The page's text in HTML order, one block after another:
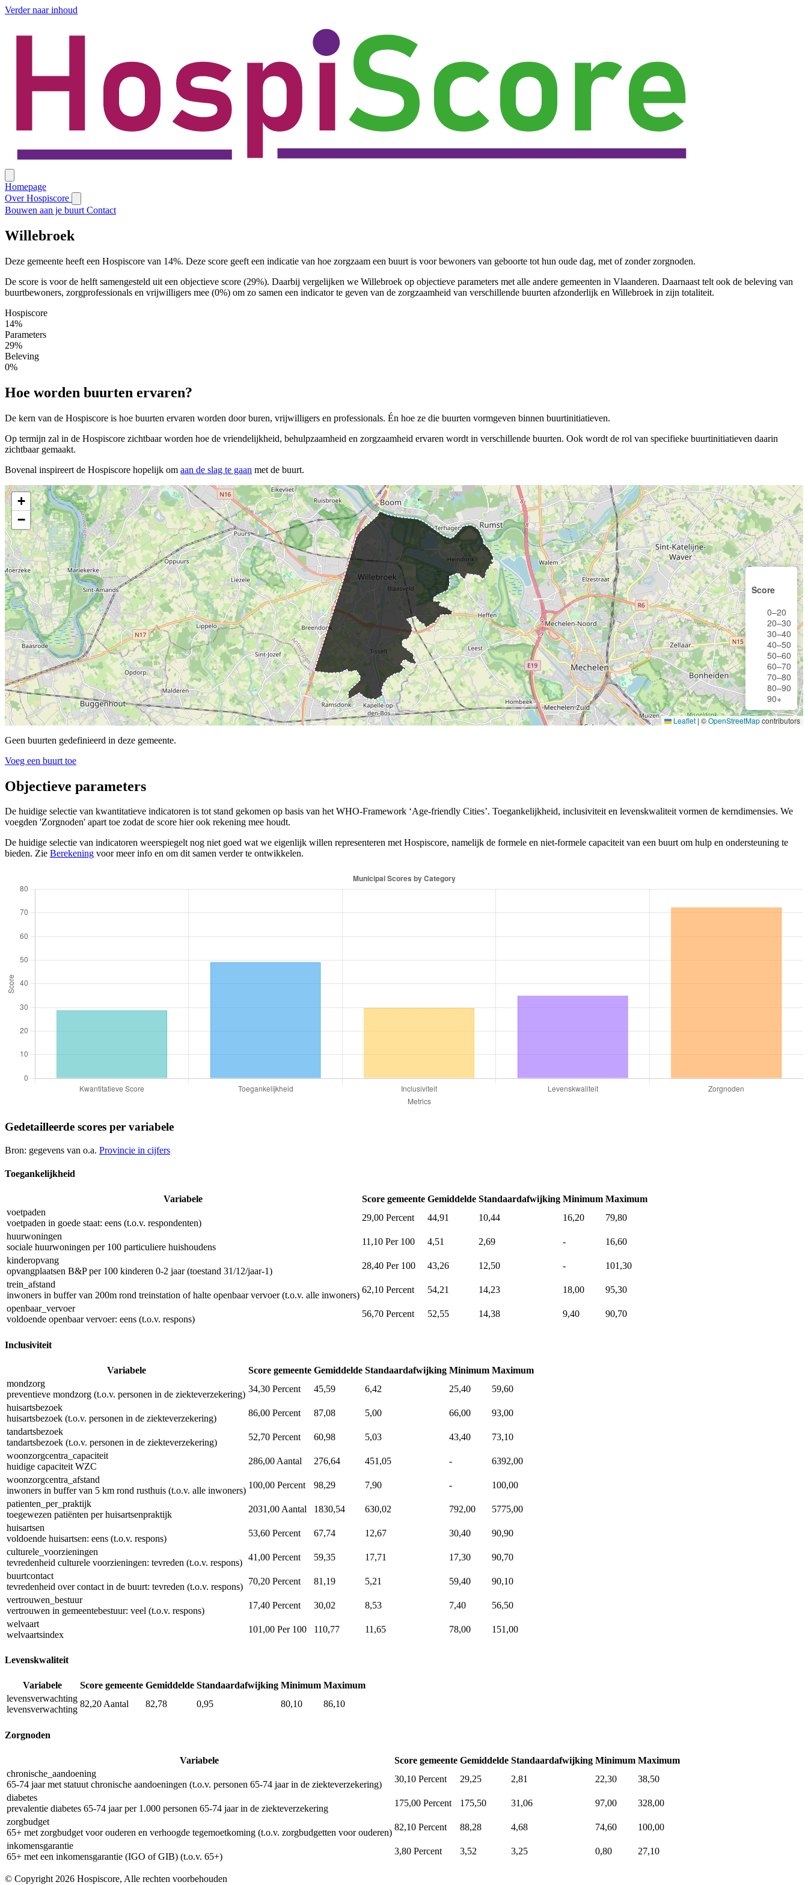
Verder naar inhoud
Homepage
Over Hospiscore
Bouwen aan je buurt Contact
Willebroek
Deze gemeente heeft een Hospiscore van 14%. Deze score geeft een indicatie van hoe zorgzaam een buurt is voor bewoners van geboorte tot hun oude dag, met of zonder zorgnoden.
De score is voor de helft samengesteld uit een objectieve score (29%). Daarbij vergelijken we Willebroek op objectieve parameters met alle andere gemeenten in Vlaanderen. Daarnaast telt ook de beleving van
buurtbewoners, zorgprofessionals en vrijwilligers mee (0%) om zo samen een indicator te geven van de zorgzaamheid van verschillende buurten afzonderlijk en Willebroek in zijn totaliteit.
Hospiscore
14%
Parameters
29%
Beleving
0%
Hoe worden buurten ervaren?
De kern van de Hospiscore is hoe buurten ervaren worden door buren, vrijwilligers en professionals. Én hoe ze die buurten vormgeven binnen buurtinitiatieven.
Op termijn zal in de Hospiscore zichtbaar worden hoe de vriendelijkheid, behulpzaamheid en zorgzaamheid ervaren wordt in verschillende buurten. Ook wordt de rol van specifieke buurtinitiatieven daarin
zichtbaar gemaakt.
Bovenal inspireert de Hospiscore hopelijk om aan de slag te gaan met de buurt.
+
−
Score
0–20
20–30
30–40
40–50
50–60
60–70
70–80
80–90
90+
Leaflet|©OpenStreetMapcontributors
Geen buurten gedefinieerd in deze gemeente.
Voeg een buurt toe
Objectieve parameters
De huidige selectie van kwantitatieve indicatoren is tot stand gekomen op basis van het WHO-Framework ‘Age-friendly Cities’. Toegankelijkheid, inclusiviteit en levenskwaliteit vormen de kerndimensies. We
voegden 'Zorgnoden' apart toe zodat de score hier ook rekening mee houdt.
De huidige selectie van indicatoren weerspiegelt nog niet goed wat we eigenlijk willen representeren met Hospiscore, namelijk de formele en niet-formele capaciteit van een buurt om hulp en ondersteuning te
bieden. Zie Berekening voor meer info en om dit samen verder te ontwikkelen.
Gedetailleerde scores per variabele
Bron: gegevens van o.a. Provincie in cijfers
Toegankelijkheid
Variabele Score gemeente Gemiddelde Standaardafwijking Minimum Maximum
voetpaden
voetpaden in goede staat: eens (t.o.v. respondenten)
29,00 Percent 44,91 10,44 16,20
79,80
huurwoningen
sociale huurwoningen per 100 particuliere huishoudens
11,10 Per 100 4,51 2,69 -
16,60
kinderopvang
opvangplaatsen B&P per 100 kinderen 0-2 jaar (toestand 31/12/jaar-1)
28,40 Per 100 43,26 12,50 -
101,30
trein_afstand
inwoners in buffer van 200m rond treinstation of halte openbaar vervoer (t.o.v. alle inwoners)
62,10 Percent 54,21 14,23 18,00
95,30
openbaar_vervoer
voldoende openbaar vervoer: eens (t.o.v. respons)
56,70 Percent 52,55 14,38 9,40 90,70
Inclusiviteit
Variabele Score gemeente Gemiddelde Standaardafwijking Minimum Maximum
mondzorg
preventieve mondzorg (t.o.v. personen in de ziekteverzekering)
34,30 Percent 45,59 6,42 25,40
59,60
huisartsbezoek
huisartsbezoek (t.o.v. personen in de ziekteverzekering)
86,00 Percent 87,08 5,00 66,00
93,00
tandartsbezoek
tandartsbezoek (t.o.v. personen in de ziekteverzekering)
52,70 Percent 60,98 5,03 43,40
73,10
woonzorgcentra_capaciteit
huidige capaciteit WZC
286,00 Aantal 276,64 451,05 -
6392,00
woonzorgcentra_afstand
inwoners in buffer van 5 km rond rusthuis (t.o.v. alle inwoners)
100,00 Percent 98,29 7,90 -
100,00
patienten_per_praktijk
toegewezen patiënten per huisartsenpraktijk
2031,00 Aantal 1830,54 630,02 792,00
5775,00
huisartsen
voldoende huisartsen: eens (t.o.v. respons)
53,60 Percent 67,74 12,67 30,40
90,90
culturele_voorzieningen
tevredenheid culturele voorzieningen: tevreden (t.o.v. respons)
41,00 Percent 59,35 17,71 17,30
90,70
buurtcontact
tevredenheid over contact in de buurt: tevreden (t.o.v. respons)
70,20 Percent 81,19 5,21 59,40
90,10
vertrouwen_bestuur
vertrouwen in gemeentebestuur: veel (t.o.v. respons)
17,40 Percent 30,02 8,53 7,40
56,50
welvaart
welvaartsindex
101,00 Per 100 110,77 11,65 78,00 151,00
Levenskwaliteit
Variabele Score gemeente Gemiddelde Standaardafwijking Minimum Maximum
levensverwachting
levensverwachting
82,20Aantal 82,78 0,95 80,10 86,10
Zorgnoden
Variabele Score gemeente Gemiddelde Standaardafwijking Minimum Maximum
chronische_aandoening
65-74 jaar met statuut chronische aandoeningen (t.o.v. personen 65-74 jaar in de ziekteverzekering)
30,10 Percent 29,25 2,81 22,30
38,50
diabetes
prevalentie diabetes 65-74 jaar per 1.000 personen 65-74 jaar in de ziekteverzekering
175,00 Percent 175,50 31,06 97,00
328,00
zorgbudget
65+ met zorgbudget voor ouderen en verhoogde tegemoetkoming (t.o.v. zorgbudgetten voor ouderen)
82,10 Percent 88,28 4,68 74,60
100,00
inkomensgarantie
65+ met een inkomensgarantie (IGO of GIB) (t.o.v. 65+)
3,80 Percent 3,52 3,25 0,80 27,10
© Copyright 2026 Hospiscore, Alle rechten voorbehouden